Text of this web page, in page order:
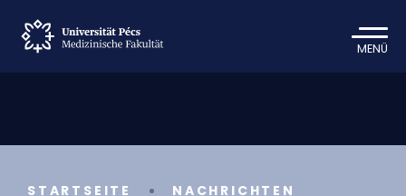
MENÜ
STARTSEITE NACHRICHTEN